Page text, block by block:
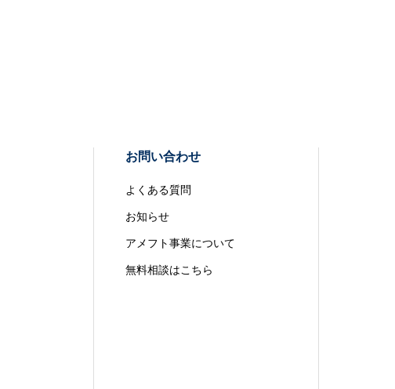
お問い合わせ
よくある質問
お知らせ
アメフト事業について
無料相談はこちら